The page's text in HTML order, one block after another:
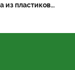
Упаковка из пластиковой фольги для коллекционных карточек, термосварка